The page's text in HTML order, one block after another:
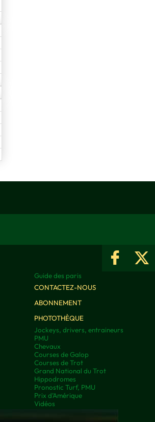
Guide des paris
CONTACTEZ-NOUS
ABONNEMENT
PHOTOTHÈQUE
Jockeys, drivers, entraineurs
PMU
Chevaux
Courses de Galop
Courses de Trot
Grand National du Trot
Hippodromes
Pronostic Turf, PMU
Prix d’Amérique
Vidéos